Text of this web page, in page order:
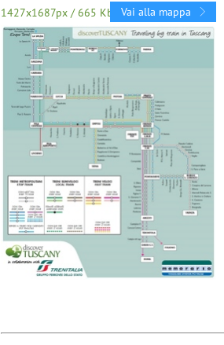
1427x1687px / 665 Kb Vai alla mappa